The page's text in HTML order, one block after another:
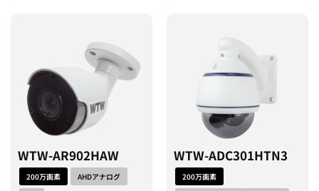
WTW-AR902HAW
200万画素
AHDアナログ
WTW-ADC301HTN3
200万画素